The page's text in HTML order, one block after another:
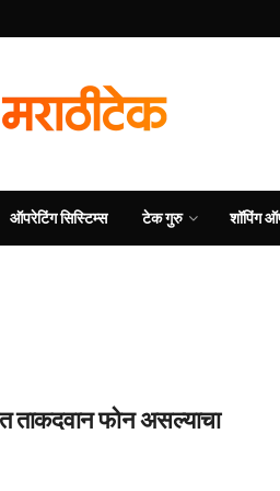
ऑपरेटिंग सिस्टिम्स टेक गुरु शॉपिंग
ताकदवान फोन असल्याचा